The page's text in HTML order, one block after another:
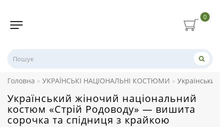
0
Головна УКРАЇНСЬКІ НАЦІОНАЛЬНІ КОСТЮМИ
Український жіночий національний
костюм «Стрій Родоводу» — вишита
сорочка та спідниця з крайкою